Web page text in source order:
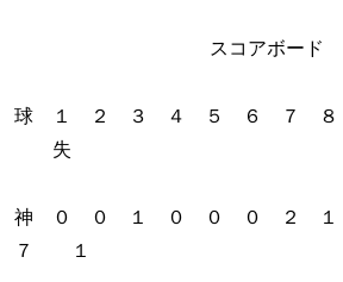
スコアボード
球 １ ２ ３ ４ ５ ６
失
神 ０ ０ １ ０ ０ ０
７ １